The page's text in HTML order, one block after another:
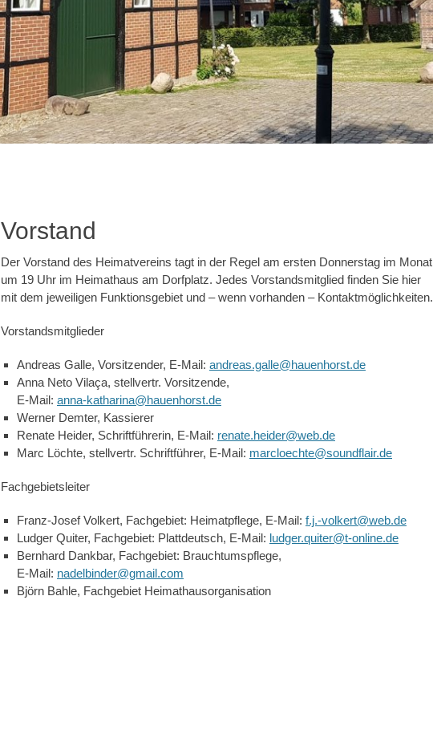
Vorstand
Der Vorstand des Heimatvereins tagt in der Regel am ersten Donnerstag im Monat
um 19 Uhr im Heimathaus am Dorfplatz. Jedes Vorstandsmitglied finden Sie hier
mit dem jeweiligen Funktionsgebiet und – wenn vorhanden – Kontaktmöglichkeiten.
Vorstandsmitglieder
Andreas Galle, Vorsitzender, E-Mail: andreas.galle@hauenhorst.de
Anna Neto Vilaça, stellvertr. Vorsitzende,
E-Mail: anna-katharina@hauenhorst.de
Werner Demter, Kassierer
Renate Heider, Schriftführerin, E-Mail: renate.heider@web.de
Marc Löchte, stellvertr. Schriftführer, E-Mail: marcloechte@soundflair.de
Fachgebietsleiter
Franz-Josef Volkert, Fachgebiet: Heimatpflege, E-Mail: f.j.-volkert@web.de
Ludger Quiter, Fachgebiet: Plattdeutsch, E-Mail: ludger.quiter@t-online.de
Bernhard Dankbar, Fachgebiet: Brauchtumspflege,
E-Mail: nadelbinder@gmail.com
Björn Bahle, Fachgebiet Heimathausorganisation